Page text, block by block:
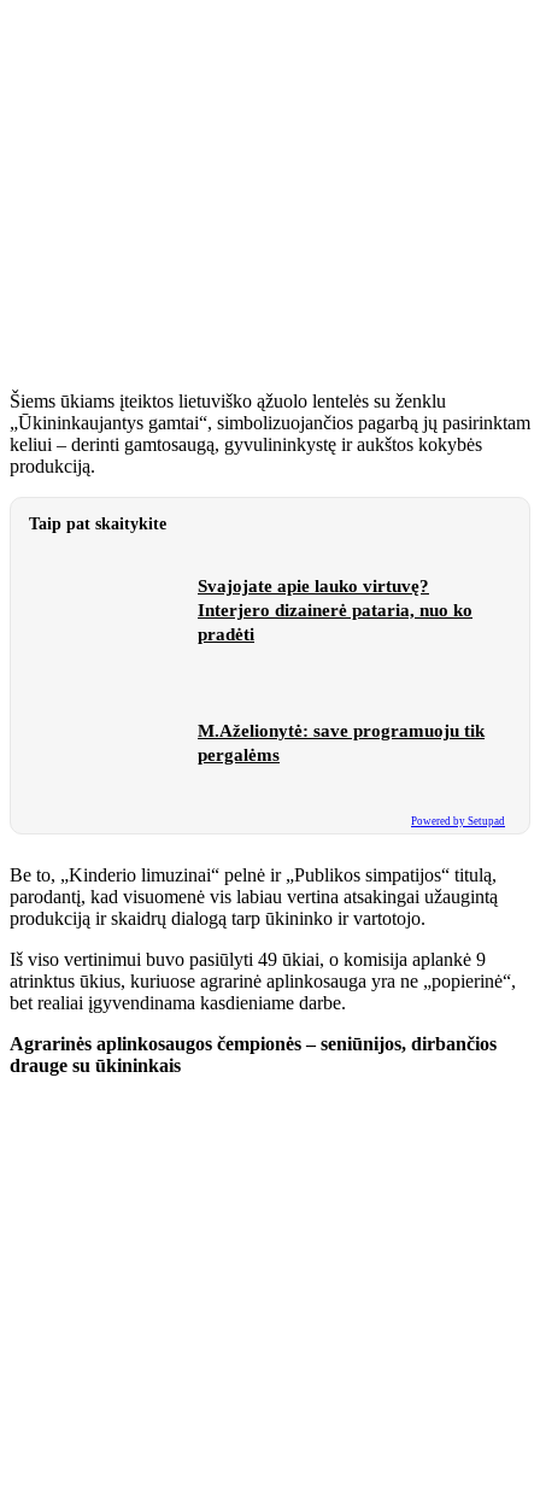
Šiems ūkiams įteiktos lietuviško ąžuolo lentelės su ženklu
„Ūkininkaujantys gamtai“, simbolizuojančios pagarbą jų pasirinktam
keliui – derinti gamtosaugą, gyvulininkystę ir aukštos kokybės
produkciją.
Taip pat skaitykite
Svajojate apie lauko virtuvę?
Interjero dizainerė pataria, nuo ko
pradėti
M.Aželionytė: save programuoju tik
pergalėms
Powered by Setupad
Be to, „Kinderio limuzinai“ pelnė ir „Publikos simpatijos“ titulą,
parodantį, kad visuomenė vis labiau vertina atsakingai užaugintą
produkciją ir skaidrų dialogą tarp ūkininko ir vartotojo.
Iš viso vertinimui buvo pasiūlyti 49 ūkiai, o komisija aplankė 9
atrinktus ūkius, kuriuose agrarinė aplinkosauga yra ne „popierinė“,
bet realiai įgyvendinama kasdieniame darbe.
Agrarinės aplinkosaugos čempionės – seniūnijos, dirbančios
drauge su ūkininkais